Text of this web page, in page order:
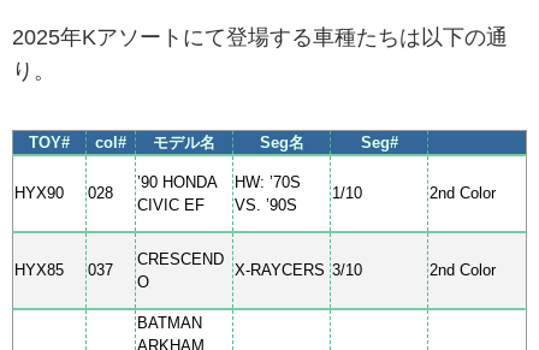
2025年Kアソートにて登場する車種たちは以下の通
り。
TOY# col# モデル名 Seg名 Seg#
HYX90 028
’90 HONDA
CIVIC EF
HW: ’70S
VS. ’90S
1/10 2nd Color
HYX85 037
CRESCEND
O
X-RAYCERS 3/10 2nd Color
BATMAN
ARKHAM